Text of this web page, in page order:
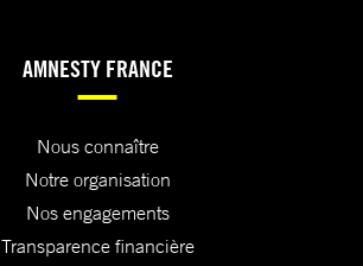
AMNESTY FRANCE
Nous connaître
Notre organisation
Nos engagements
Transparence financière